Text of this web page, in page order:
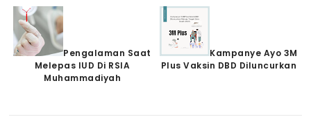
Pengalaman Saat
Melepas IUD Di RSIA
Muhammadiyah
Kampanye Ayo 3M
Plus Vaksin DBD Diluncurkan